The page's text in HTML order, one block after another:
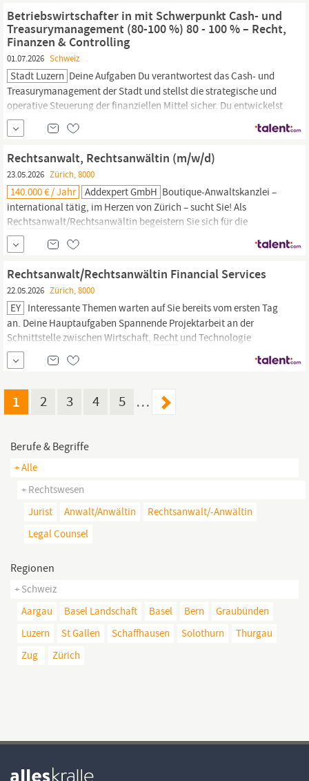
bedürfen.
Betriebswirtschafter in mit Schwerpunkt Cash- und
Treasurymanagement (80-100 %) 80 - 100 % – Recht,
Finanzen & Controlling
01.07.2026 Schweiz
Stadt Luzern Deine Aufgaben Du verantwortest das Cash- und
Treasurymanagement der Stadt und stellst die strategische und
operative Steuerung der finanziellen Mittel sicher. Du entwickelst
Finanzierungsstrategien, bewirtschaftest Finanzanlagen und
Finanzierungen und optimierst die Finanzierungskosten sowie die
Anlageerträge im Rahmen der geltenden Vorgaben. Du planst und
koordinierst...
Rechtsanwalt, Rechtsanwältin (m/w/d)
23.05.2026 Zürich, 8000
140.000 € / Jahr Addexpert GmbH Boutique-Anwaltskanzlei –
international tätig, im Herzen von Zürich – sucht Sie! Als
Rechtsanwalt/Rechtsanwältin begeistern Sie sich für die
Vielseitigkeit der Jurisprudenz und blicken mit Spannung, Ehrgeiz
und Freude in die Zukunft. Dabei fällt es Ihnen leicht, sich in die
unterschiedlichsten Themenbereiche einzuarbeiten und neue
Kontakte zu knüpfen.
Rechtsanwalt/Rechtsanwältin Financial Services
22.05.2026 Zürich, 8000
EY Interessante Themen warten auf Sie bereits vom ersten Tag
an. Deine Hauptaufgaben Spannende Projektarbeit an der
Schnittstelle zwischen Wirtschaft, Recht und Technologie
Bearbeitung von komplexen
internationale Kunden im Bereich Financial Services
1 2 3 4 5 …
Berufe & Begriffe
+ Alle
+ Rechtswesen
Jurist
Anwalt/anwältin
Rechtsanwalt/-Anwältin
Legal Counsel
Regionen
+ Schweiz
Aargau
Basel Landschaft Basel Bern
Graubünden
Luzern
St Gallen Schaffhausen Solothurn
Thurgau
Zug
Zürich